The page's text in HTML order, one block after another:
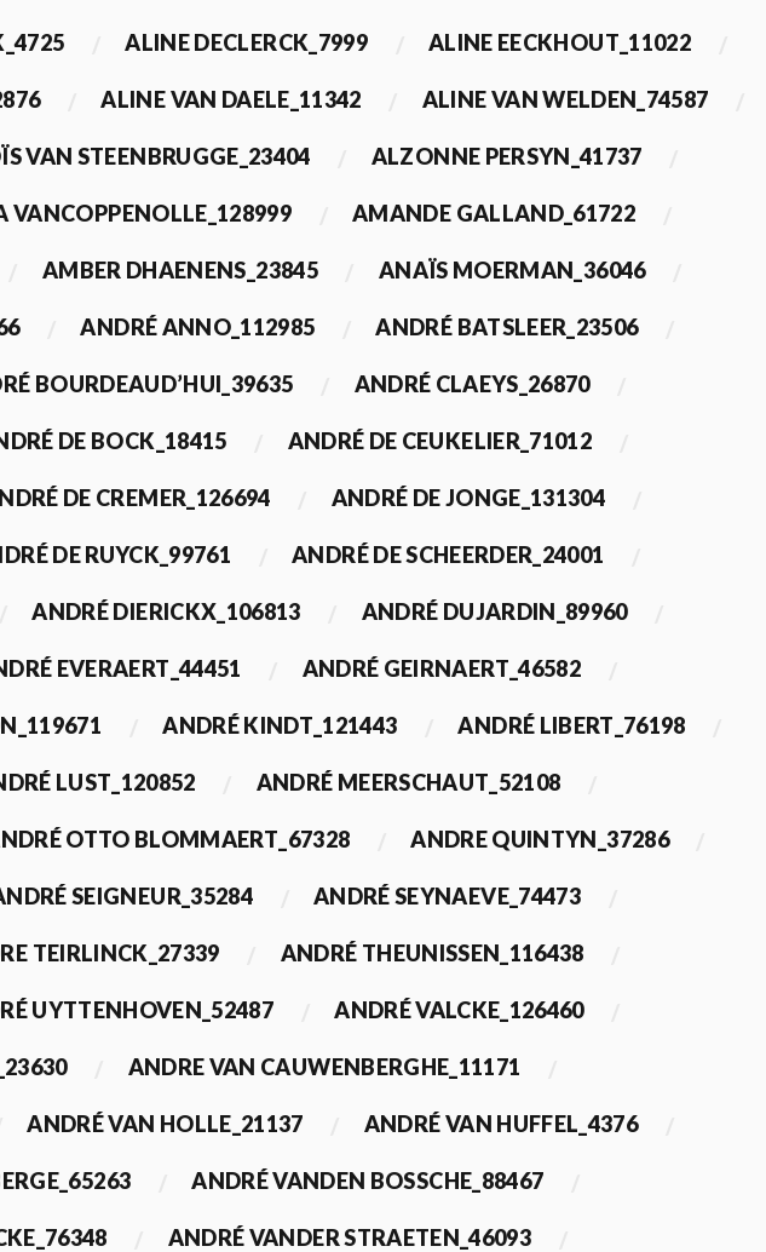
ALINE DECLERCK_7999 ALINE EECKHOUT_11022
ALINE VAN DAELE_11342 ALINE VAN WELDEN_74587
VAN STEENBRUGGE_23404 ALZONNE PERSYN_41737
VANCOPPENOLLE_128999 AMANDE GALLAND_61722
AMBER DHAENENS_23845 ANAÏS MOERMAN_36046
ANDRÉ ANNO_112985 ANDRÉ BATSLEER_23506
BOURDEAUD’HUI_39635 ANDRÉ CLAEYS_26870
DE BOCK_18415 ANDRÉ DE CEUKELIER_71012
DE CREMER_126694 ANDRÉ DE JONGE_131304
DE RUYCK_99761 ANDRÉ DE SCHEERDER_24001
ANDRÉ DIERICKX_106813 ANDRÉ DUJARDIN_89960
EVERAERT_44451 ANDRÉ GEIRNAERT_46582
ANDRÉ KINDT_121443 ANDRÉ LIBERT_76198
LUST_120852 ANDRÉ MEERSCHAUT_52108
OTTO BLOMMAERT_67328 ANDRE QUINTYN_37286
SEIGNEUR_35284 ANDRÉ SEYNAEVE_74473
TEIRLINCK_27339 ANDRÉ THEUNISSEN_116438
UYTTENHOVEN_52487 ANDRÉ VALCKE_126460
ANDRE VAN CAUWENBERGHE_11171
ANDRÉ VAN HOLLE_21137 ANDRÉ VAN HUFFEL_4376
ANDRÉ VANDEN BOSSCHE_88467
ANDRÉ VANDER STRAETEN_46093